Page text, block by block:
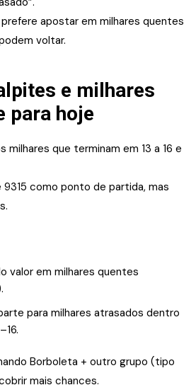
apostar em milhares quentes
voltar.
e milhares
para hoje
que terminam em 13 a 16 e
9315 como ponto de partida, mas
valor em milhares quentes
para milhares atrasados dentro
Borboleta + outro grupo (tipo
mais chances.